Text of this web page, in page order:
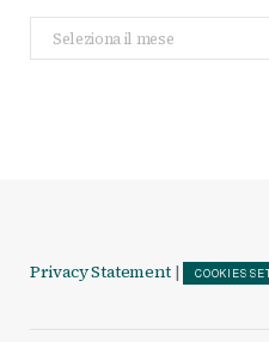
Archivio
Articoli
Privacy Statement | COOKIES